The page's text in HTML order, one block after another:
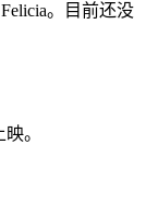
。目前还没
。